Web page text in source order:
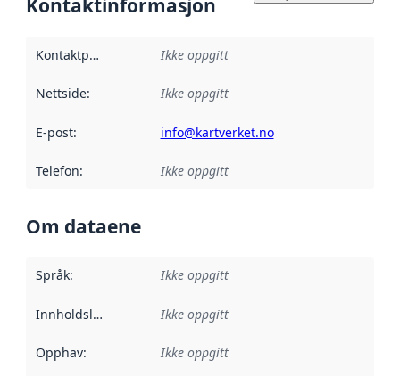
Kontaktinformasjon
Kontaktpunkt Ikke oppgitt
Nettside: Ikke oppgitt
E-post: info@kartverket.no
Telefon: Ikke oppgitt
Om dataene
Språk: Ikke oppgitt
Innholdsleverandører :
Ikke oppgitt
Opphav: Ikke oppgitt